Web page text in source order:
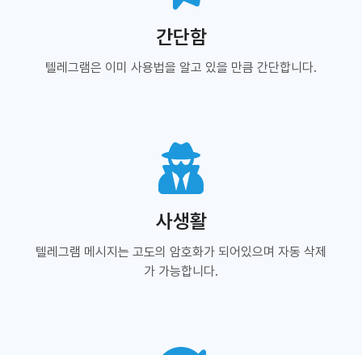
간단함
텔레그램은 이미 사용법을 알고 있을 만큼 간단합니다.
사생활
텔레그램 메시지는 고도의 암호화가 되어있으며 자동 삭제
가 가능합니다.